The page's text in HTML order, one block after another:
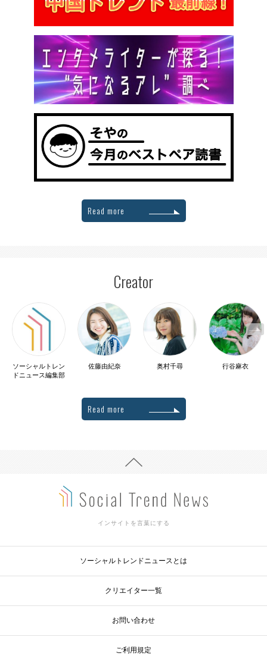
Read more
Creator
ソーシャルトレン
ドニュース編集部
佐藤由紀奈 奥村千尋 行谷麻衣
Read more
インサイトを言葉にする
ソーシャルトレンドニュースとは
クリエイター一覧
お問い合わせ
ご利用規定